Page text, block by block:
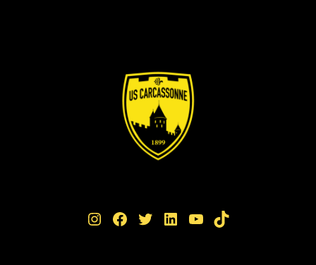
Instagram Facebook Twitter LinkedIn YouTube TikTok